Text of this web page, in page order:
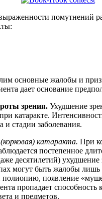
помутнений
основные жалобы и
дает основание
зрения. Ухудшение
катаракте.
и стадии заболевания.
катаракта. При
постепенное
десятилетий)
могут быть жалобы лишь
появление
пропадает способность
и предметов.